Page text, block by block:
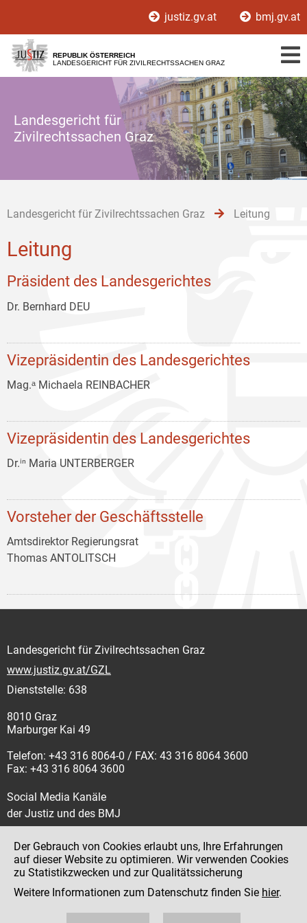
[1]
[2]
[3]
justiz.gv.at bmj.gv.at
REPUBLIK ÖSTERREICH
LANDESGERICHT FÜR ZIVILRECHTSSACHEN GRAZ
Landesgericht für
Zivilrechtssachen Graz
Landesgericht für Zivilrechtssachen Graz Leitung
Leitung
Präsident des Landesgerichtes
Dr. Bernhard DEU
Vizepräsidentin des Landesgerichtes
Mag.ᵃ Michaela REINBACHER
Vizepräsidentin des Landesgerichtes
Dr.ⁱⁿ Maria UNTERBERGER
Vorsteher der Geschäftsstelle
Amtsdirektor Regierungsrat
Thomas ANTOLITSCH
Landesgericht für Zivilrechtssachen Graz
www.justiz.gv.at/GZL
Dienststelle: 638
8010 Graz
Marburger Kai 49
Telefon: +43 316 8064-0 / FAX: 43 316 8064 3600
Fax: +43 316 8064 3600
Social Media Kanäle
der Justiz und des BMJ
Impressum
Datenschutz
Der Gebrauch von Cookies erlaubt uns, Ihre Erfahrungen
auf dieser Website zu optimieren. Wir verwenden Cookies
zu Statistikzwecken und zur Qualitätssicherung
Weitere Informationen zum Datenschutz finden Sie hier.